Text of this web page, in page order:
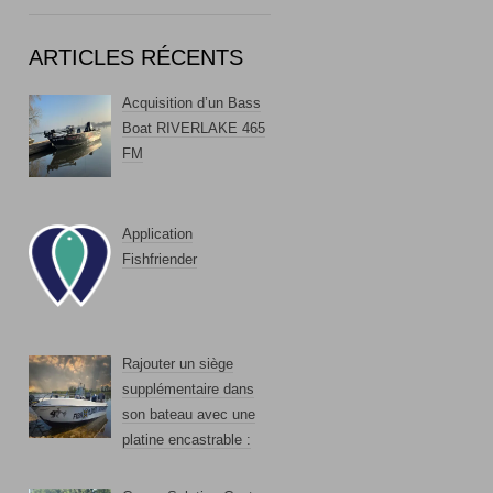
ARTICLES RÉCENTS
Acquisition d’un Bass
Boat RIVERLAKE 465
FM
Application
Fishfriender
Rajouter un siège
supplémentaire dans
son bateau avec une
platine encastrable :